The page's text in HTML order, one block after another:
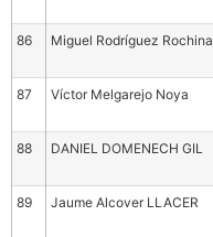
86 Miguel Rodríguez Rochina
87 Víctor Melgarejo Noya
88 DANIEL DOMENECH GIL
89 Jaume Alcover LLACER